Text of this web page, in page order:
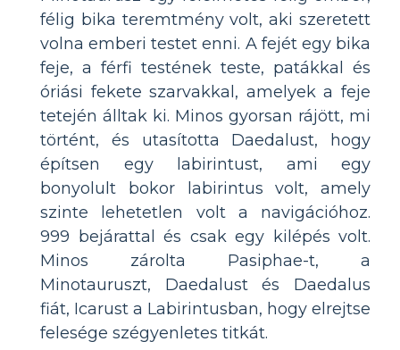
félig bika teremtmény volt, aki szeretett
volna emberi testet enni. A fejét egy bika
feje, a férfi testének teste, patákkal és
óriási fekete szarvakkal, amelyek a feje
tetején álltak ki. Minos gyorsan rájött, mi
történt, és utasította Daedalust, hogy
építsen egy labirintust, ami egy
bonyolult bokor labirintus volt, amely
szinte lehetetlen volt a navigációhoz.
999 bejárattal és csak egy kilépés volt.
Minos zárolta Pasiphae-t, a
Minotauruszt, Daedalust és Daedalus
fiát, Icarust a Labirintusban, hogy elrejtse
felesége szégyenletes titkát.